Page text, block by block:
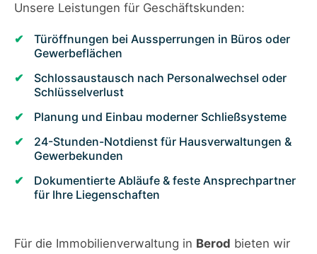
Unsere Leistungen für Geschäftskunden:
Türöffnungen bei Aussperrungen in Büros oder
Gewerbeflächen
Schlossaustausch nach Personalwechsel oder
Schlüsselverlust
Planung und Einbau moderner Schließsysteme
24-Stunden-Notdienst für Hausverwaltungen &
Gewerbekunden
Dokumentierte Abläufe & feste Ansprechpartner
für Ihre Liegenschaften
Für die Immobilienverwaltung in Berod bieten wir